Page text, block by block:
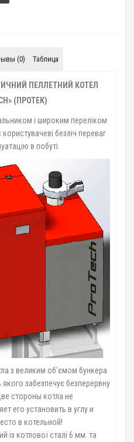
(0) Таблица
ПЕЛЛЕТНИЙ КОТЕЛ
(ПРОТЕК)
і широким переліком
безліч переваг
в побуті.
з великим об'ємом бункера
якого забезпечує безперервну
стороны котла не
его установить в углу и
в котельной!
із котлової сталі 6 мм. та